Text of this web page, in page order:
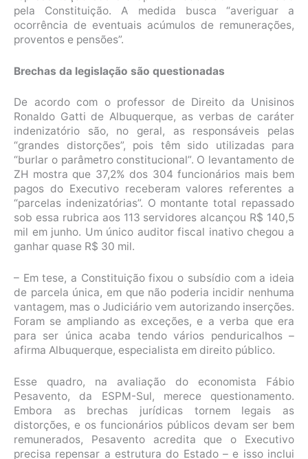
pela Constituição. A medida busca “averiguar a
ocorrência de eventuais acúmulos de remunerações,
proventos e pensões”.
Brechas da legislação são questionadas
De acordo com o professor de Direito da Unisinos
Ronaldo Gatti de Albuquerque, as verbas de caráter
indenizatório são, no geral, as responsáveis pelas
“grandes distorções”, pois têm sido utilizadas para
“burlar o parâmetro constitucional”. O levantamento de
ZH mostra que 37,2% dos 304 funcionários mais bem
pagos do Executivo receberam valores referentes a
“parcelas indenizatórias”. O montante total repassado
sob essa rubrica aos 113 servidores alcançou R$ 140,5
mil em junho. Um único auditor fiscal inativo chegou a
ganhar quase R$ 30 mil.
– Em tese, a Constituição fixou o subsídio com a ideia
de parcela única, em que não poderia incidir nenhuma
vantagem, mas o Judiciário vem autorizando inserções.
Foram se ampliando as exceções, e a verba que era
para ser única acaba tendo vários penduricalhos –
afirma Albuquerque, especialista em direito público.
Esse quadro, na avaliação do economista Fábio
Pesavento, da ESPM-Sul, merece questionamento.
Embora as brechas jurídicas tornem legais as
distorções, e os funcionários públicos devam ser bem
remunerados, Pesavento acredita que o Executivo
precisa repensar a estrutura do Estado – e isso inclui